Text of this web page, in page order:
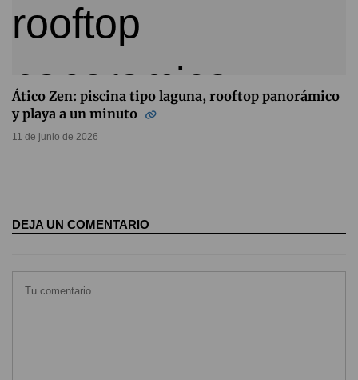
Ático Zen: piscina tipo laguna, rooftop panorámico
y playa a un minuto
11 de junio de 2026
DEJA UN COMENTARIO